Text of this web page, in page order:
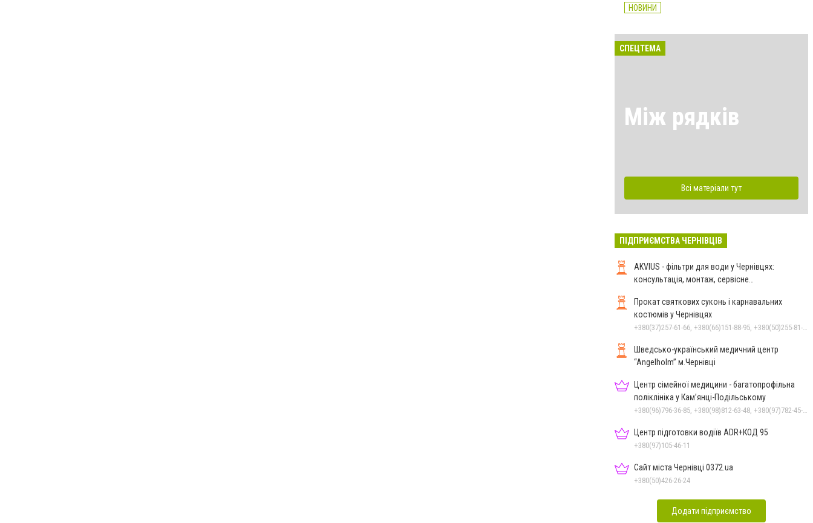
НОВИНИ
СПЕЦТЕМА
Між рядків
Всі матеріали тут
ПІДПРИЄМСТВА ЧЕРНІВЦІВ
AKVIUS - фільтри для води у Чернівцях:
консультація, монтаж, сервісне
Прокат святкових суконь і карнавальних
костюмів у Чернівцях
Шведсько-український медичний центр
“Angelholm” м.Чернівці
Центр сімейної медицини - багатопрофільна
поліклініка у Кам’янці-Подільському
Центр підготовки водіїв ADR+КОД 95
+380(97)105-46-11
Сайт міста Чернівці 0372.ua
+380(50)426-26-24
Додати підприємство